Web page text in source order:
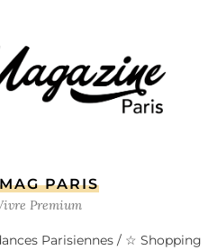
PARIS
Premium
Parisiennes / ☆ Shopping